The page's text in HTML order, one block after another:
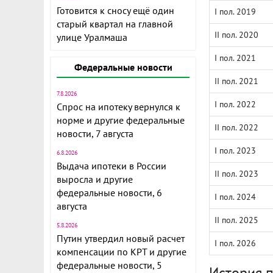
Готовится к сносу ещё один
старый квартал на главной
улице Уралмаша
Федеральные новости
7.8.2026
Спрос на ипотеку вернулся к
норме и другие федеральные
новости, 7 августа
6.8.2026
Выдача ипотеки в России
выросла и другие
федеральные новости, 6
августа
5.8.2026
Путин утвердил новый расчет
компенсации по КРТ и другие
федеральные новости, 5
I пол. 2019
II пол. 2020
I пол. 2021
II пол. 2021
I пол. 2022
II пол. 2022
I пол. 2023
II пол. 2023
I пол. 2024
II пол. 2025
I пол. 2026